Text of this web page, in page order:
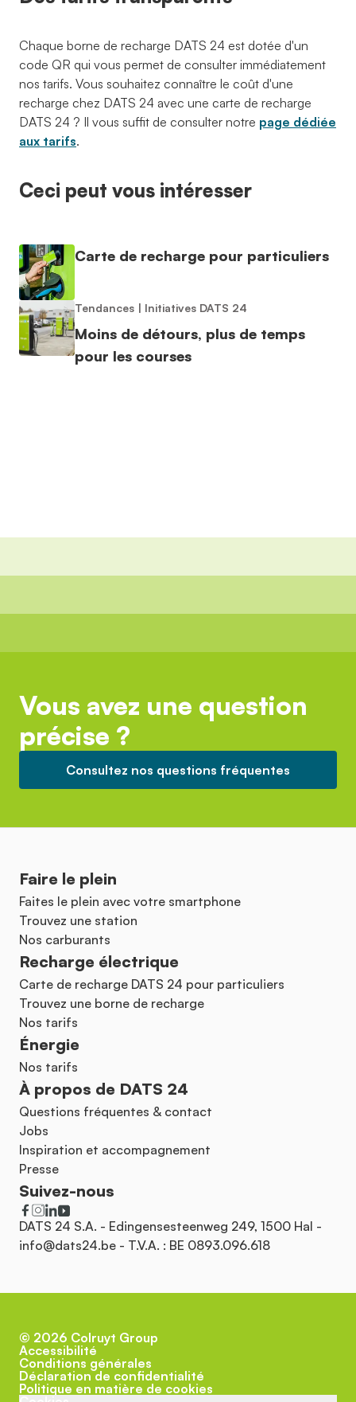
Chaque borne de recharge DATS 24 est dotée d'un
code QR qui vous permet de consulter immédiatement
nos tarifs. Vous souhaitez connaître le coût d'une
recharge chez DATS 24 avec une carte de recharge
DATS 24 ? Il vous suffit de consulter notre page dédiée
aux tarifs.
Ceci peut vous intéresser
Carte de recharge pour particuliers
Tendances | Initiatives DATS 24
Moins de détours, plus de temps
pour les courses
Vous avez une question
précise ?
Consultez nos questions fréquentes
Faire le plein
Faites le plein avec votre smartphone
Trouvez une station
Nos carburants
Recharge électrique
Carte de recharge DATS 24 pour particuliers
Trouvez une borne de recharge
Nos tarifs
Énergie
Nos tarifs
À propos de DATS 24
Questions fréquentes & contact
Jobs
Inspiration et accompagnement
Presse
Suivez-nous
DATS 24 S.A. - Edingensesteenweg 249, 1500 Hal -
info@dats24.be - T.V.A. : BE 0893.096.618
© 2026 Colruyt Group
Accessibilité
Conditions générales
Déclaration de confidentialité
Politique en matière de cookies